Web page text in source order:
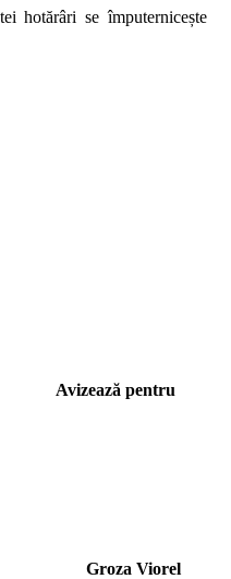
hotărâri se împuternicește
Avizează pentru
Groza Viorel